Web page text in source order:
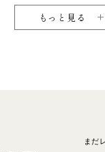
もっと見る
まだ